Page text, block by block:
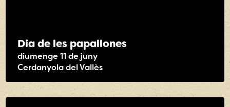
Dia de les papallones
diumenge 11 de juny
Cerdanyola del Vallès